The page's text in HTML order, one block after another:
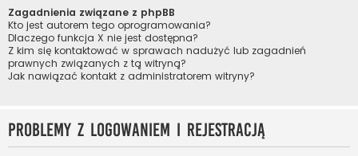
Zagadnienia związane z phpBB
Kto jest autorem tego oprogramowania?
Dlaczego funkcja X nie jest dostępna?
Z kim się kontaktować w sprawach nadużyć lub zagadnień
prawnych związanych z tą witryną?
Jak nawiązać kontakt z administratorem witryny?
Problemy z logowaniem i rejestracją